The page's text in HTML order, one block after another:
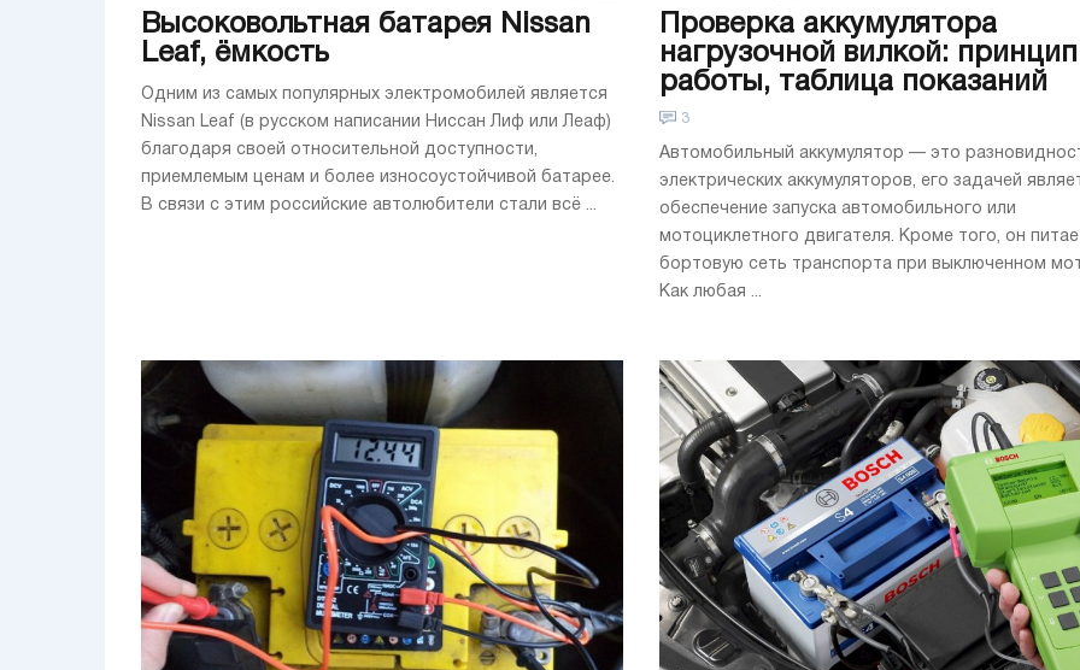
Высоковольтная батарея Nissan
Leaf, ёмкость
Одним из самых популярных электромобилей является
Nissan Leaf (в русском написании Ниссан Лиф или Леаф)
благодаря своей относительной доступности,
приемлемым ценам и более износоустойчивой батарее.
В связи с этим российские автолюбители стали всё ...
Проверка аккумулятора
нагрузочной вилкой: принцип
работы, таблица показаний
3
Автомобильный аккумулятор — это
электрических аккумуляторов, его задачей
обеспечение запуска автомобильного или
мотоциклетного двигателя. Кроме того, он
бортовую сеть транспорта при выключенном
Как любая ...